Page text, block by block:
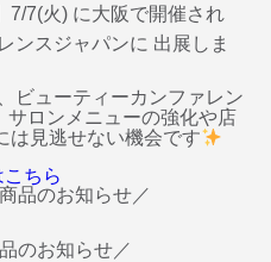
7/7(火) に大阪で開催され
ンスジャパンに 出展しま
ビューティーカンファレン
サロンメニューの強化や店
は見逃せない機会です
ちら
のお知らせ／